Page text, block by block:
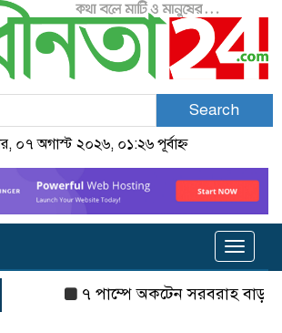
Search
০৭ অগাস্ট ২০২৬, ০১:২৬ পূর্বাহ্ন
Toggle
৭ পাম্পে অকটেন সরবরাহ বাড়ল